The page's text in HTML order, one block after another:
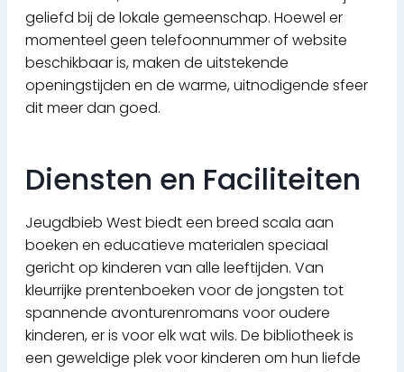
geliefd bij de lokale gemeenschap. Hoewel er
momenteel geen telefoonnummer of website
beschikbaar is, maken de uitstekende
openingstijden en de warme, uitnodigende sfeer
dit meer dan goed.
Diensten en Faciliteiten
Jeugdbieb West biedt een breed scala aan
boeken en educatieve materialen speciaal
gericht op kinderen van alle leeftijden. Van
kleurrijke prentenboeken voor de jongsten tot
spannende avonturenromans voor oudere
kinderen, er is voor elk wat wils. De bibliotheek is
een geweldige plek voor kinderen om hun liefde